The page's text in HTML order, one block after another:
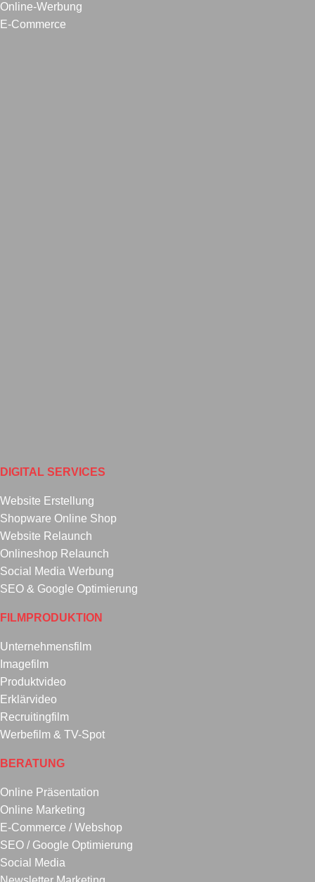
Online-Werbung
E-Commerce
DIGITAL SERVICES
Website Erstellung
Shopware Online Shop
Website Relaunch
Onlineshop Relaunch
Social Media Werbung
SEO & Google Optimierung
FILMPRODUKTION
Unternehmensfilm
Imagefilm
Produktvideo
Erklärvideo
Recruitingfilm
Werbefilm & TV-Spot
BERATUNG
Online Präsentation
Online Marketing
E-Commerce / Webshop
SEO / Google Optimierung
Social Media